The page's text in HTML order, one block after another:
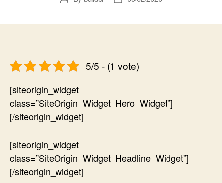
5/5 - (1 vote)
[siteorigin_widget
class=”SiteOrigin_Widget_Hero_Widget”]
[/siteorigin_widget]
[siteorigin_widget
class=”SiteOrigin_Widget_Headline_Widget”]
[/siteorigin_widget]